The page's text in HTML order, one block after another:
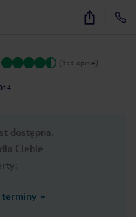
39
(153 opinie)
dostępna.
Ciebie
terminy »